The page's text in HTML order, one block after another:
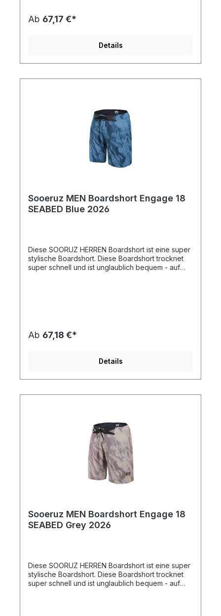
Ab 67,17 €*
Details
Sooeruz MEN Boardshort Engage 18
SEABED Blue 2026
Diese SOORUZ HERREN Boardshort ist eine super
stylische Boardshort. Diese Boardshort trocknet
super schnell und ist unglaublich bequem - auf
Ab 67,18 €*
Details
Sooeruz MEN Boardshort Engage 18
SEABED Grey 2026
Diese SOORUZ HERREN Boardshort ist eine super
stylische Boardshort. Diese Boardshort trocknet
super schnell und ist unglaublich bequem - auf